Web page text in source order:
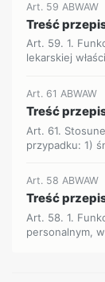
Art. 59 ABWAW
Treść
Art. 59. 1.
lekarskiej
Art. 61 ABWAW
Treść
Art. 61.
przypadku: 1)
Art. 58 ABWAW
Treść
Art. 58. 1.
personalnym,